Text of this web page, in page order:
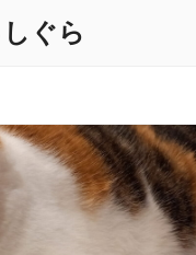
ぐら